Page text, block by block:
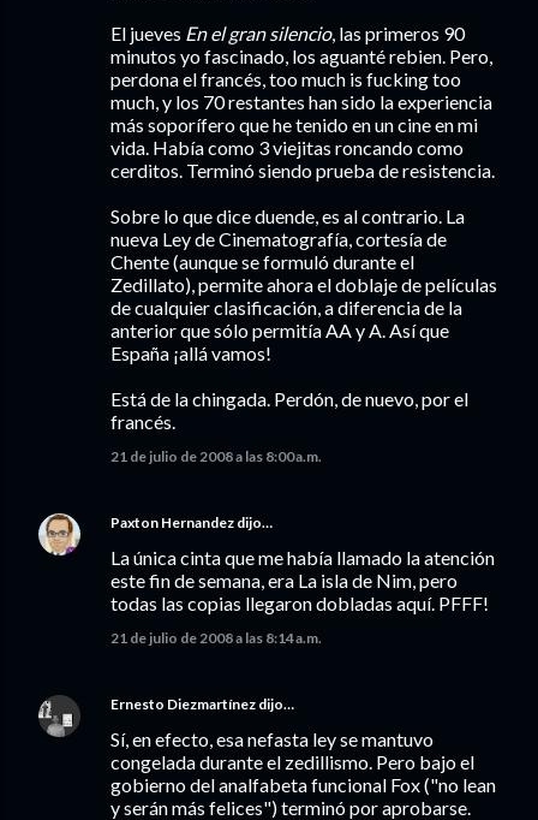
El jueves En el gran silencio, las primeros 90
minutos yo fascinado, los aguanté rebien. Pero,
perdona el francés, too much is fucking too
much, y los 70 restantes han sido la experiencia
más soporífero que he tenido en un cine en mi
vida. Había como 3 viejitas roncando como
cerditos. Terminó siendo prueba de resistencia.
Sobre lo que dice duende, es al contrario. La
nueva Ley de Cinematografía, cortesía de
Chente (aunque se formuló durante el
Zedillato), permite ahora el doblaje de películas
de cualquier clasificación, a diferencia de la
anterior que sólo permitía AA y A. Así que
España ¡allá vamos!
Está de la chingada. Perdón, de nuevo, por el
francés.
21 de julio de 2008 a las 8:00 a.m.
Paxton Hernandez dijo…
La única cinta que me había llamado la atención
este fin de semana, era La isla de Nim, pero
todas las copias llegaron dobladas aquí. PFFF!
21 de julio de 2008 a las 8:14 a.m.
Ernesto Diezmartínez dijo…
Sí, en efecto, esa nefasta ley se mantuvo
congelada durante el zedillismo. Pero bajo el
gobierno del analfabeta funcional Fox ("no lean
y serán más felices") terminó por aprobarse.